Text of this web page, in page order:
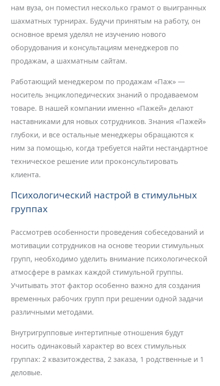
нам вуза, он поместил несколько грамот о выигранных
шахматных турнирах. Будучи принятым на работу, он
основное время уделял не изучению нового
оборудования и консультациям менеджеров по
продажам, а шахматным сайтам.
Работающий менеджером по продажам «Паж» —
носитель энциклопедических знаний о продаваемом
товаре. В нашей компании именно «Пажей» делают
наставниками для новых сотрудников. Знания «Пажей»
глубоки, и все остальные менеджеры обращаются к
ним за помощью, когда требуется найти нестандартное
техническое решение или проконсультировать
клиента.
Психологический настрой в стимульных
группах
Рассмотрев особенности проведения собеседований и
мотивации сотрудников на основе теории стимульных
групп, необходимо уделить внимание психологической
атмосфере в рамках каждой стимульной группы.
Учитывать этот фактор особенно важно для создания
временных рабочих групп при решении одной задачи
различными методами.
Внутригрупповые интертипные отношения будут
носить одинаковый характер во всех стимульных
группах: 2 квазитождества, 2 заказа, 1 родственные и 1
деловые.